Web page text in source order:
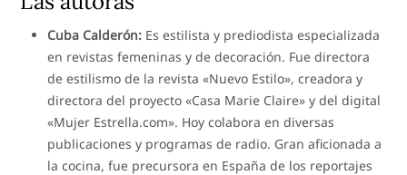
Cuba Calderón: Es estilista y prediodista especializada
en revistas femeninas y de decoración. Fue directora
de estilismo de la revista «Nuevo Estilo», creadora y
directora del proyecto «Casa Marie Claire» y del digital
«Mujer Estrella.com». Hoy colabora en diversas
publicaciones y programas de radio. Gran aficionada a
la cocina, fue precursora en España de los reportajes